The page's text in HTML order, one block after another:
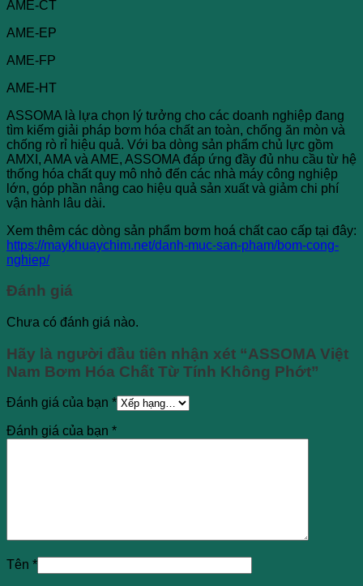
AME-CT
AME-EP
AME-FP
AME-HT
ASSOMA là lựa chọn lý tưởng cho các doanh nghiệp đang
tìm kiếm giải pháp bơm hóa chất an toàn, chống ăn mòn và
chống rò rỉ hiệu quả. Với ba dòng sản phẩm chủ lực gồm
AMXI, AMA và AME, ASSOMA đáp ứng đầy đủ nhu cầu từ hệ
thống hóa chất quy mô nhỏ đến các nhà máy công nghiệp
lớn, góp phần nâng cao hiệu quả sản xuất và giảm chi phí
vận hành lâu dài.
Xem thêm các dòng sản phẩm bơm hoá chất cao cấp tại đây:
https://maykhuaychim.net/danh-muc-san-pham/bom-cong-
nghiep/
Đánh giá
Chưa có đánh giá nào.
Hãy là người đầu tiên nhận xét “ASSOMA Việt
Nam Bơm Hóa Chất Từ Tính Không Phớt”
Đánh giá của bạn *
Đánh giá của bạn *
Tên *